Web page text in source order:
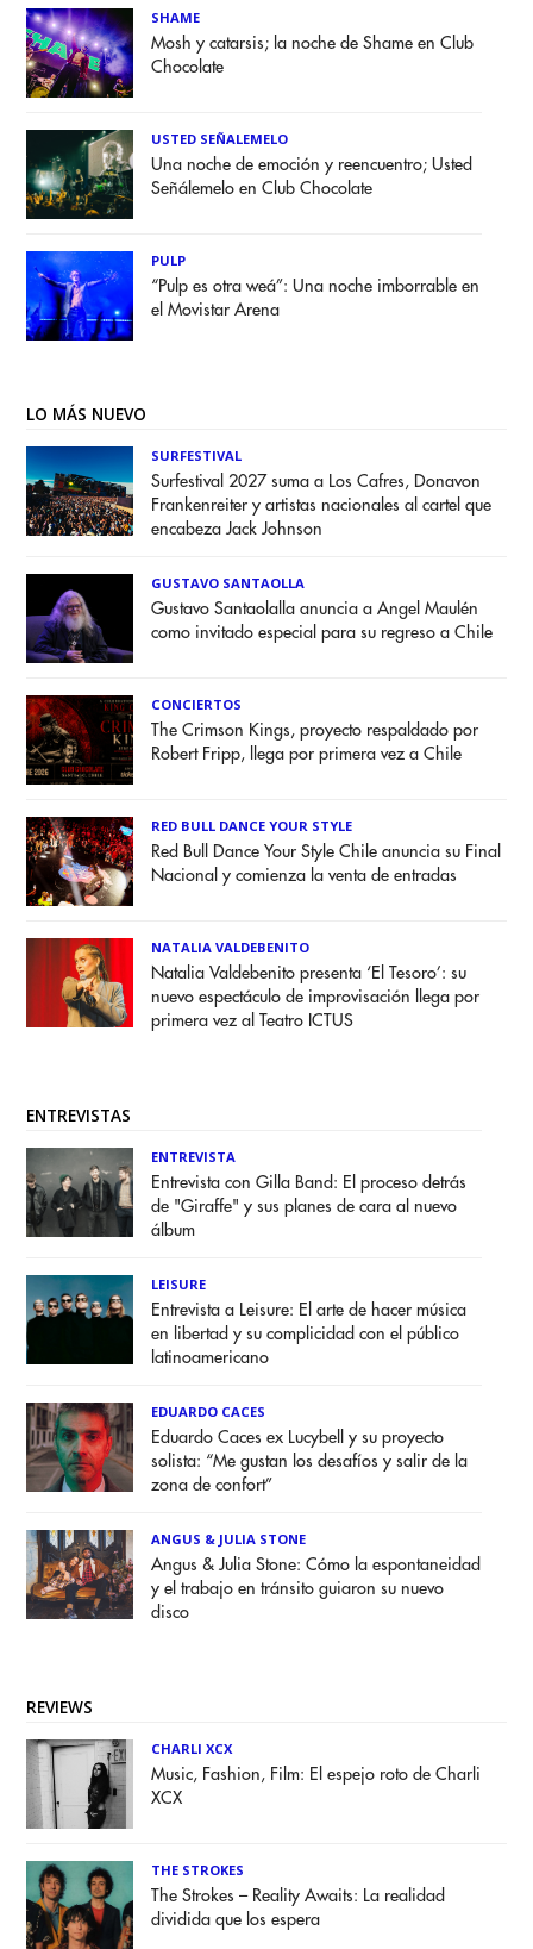
SHAME
Mosh y catarsis; la noche de Shame en Club
Chocolate
USTED SEÑALEMELO
Una noche de emoción y reencuentro; Usted
Señálemelo en Club Chocolate
PULP
“Pulp es otra weá”: Una noche imborrable en
el Movistar Arena
LO MÁS NUEVO
SURFESTIVAL
Surfestival 2027 suma a Los Cafres, Donavon
Frankenreiter y artistas nacionales al cartel que
encabeza Jack Johnson
GUSTAVO SANTAOLLA
Gustavo Santaolalla anuncia a Angel Maulén
como invitado especial para su regreso a Chile
CONCIERTOS
The Crimson Kings, proyecto respaldado por
Robert Fripp, llega por primera vez a Chile
RED BULL DANCE YOUR STYLE
Red Bull Dance Your Style Chile anuncia su Final
Nacional y comienza la venta de entradas
NATALIA VALDEBENITO
Natalia Valdebenito presenta ‘El Tesoro’: su
nuevo espectáculo de improvisación llega por
primera vez al Teatro ICTUS
ENTREVISTAS
ENTREVISTA
Entrevista con Gilla Band: El proceso detrás
de "Giraffe" y sus planes de cara al nuevo
álbum
LEISURE
Entrevista a Leisure: El arte de hacer música
en libertad y su complicidad con el público
latinoamericano
EDUARDO CACES
Eduardo Caces ex Lucybell y su proyecto
solista: “Me gustan los desafíos y salir de la
zona de confort”
ANGUS & JULIA STONE
Angus & Julia Stone: Cómo la espontaneidad
y el trabajo en tránsito guiaron su nuevo
disco
REVIEWS
CHARLI XCX
Music, Fashion, Film: El espejo roto de Charli
XCX
THE STROKES
The Strokes – Reality Awaits: La realidad
dividida que los espera